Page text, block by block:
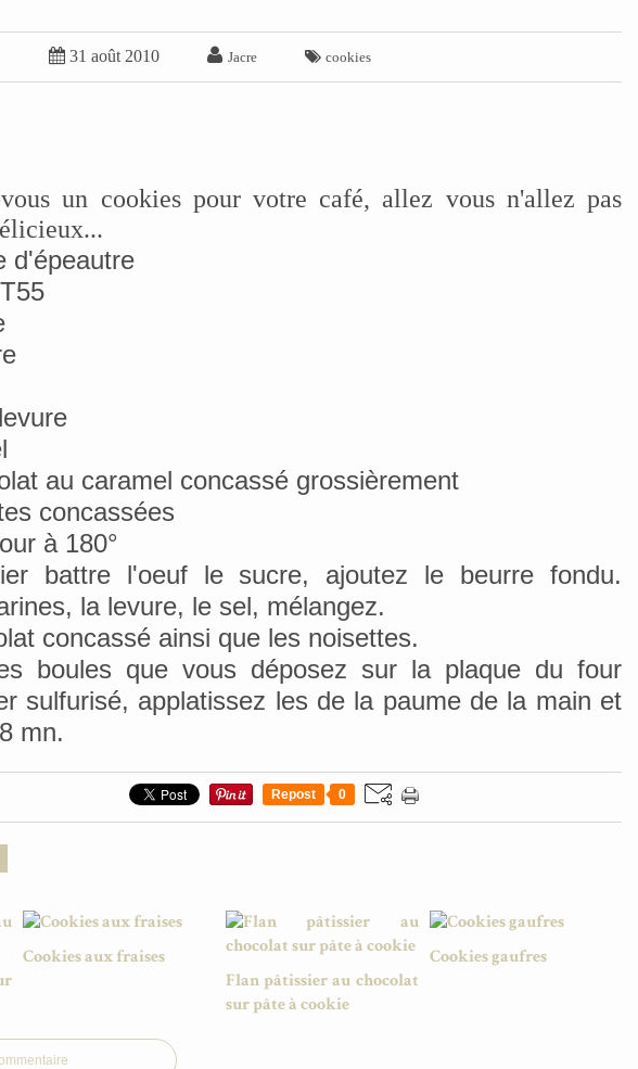
 31 août 2010  Jacre  cookies
un cookies pour votre café, allez vous n'allez pas
d'épeautre
au caramel concassé grossièrement
concassées
à 180°
battre l'oeuf le sucre, ajoutez le beurre fondu.
la levure, le sel, mélangez.
concassé ainsi que les noisettes.
boules que vous déposez sur la plaque du four
sulfurisé, applatissez les de la paume de la main et
mn.
Repost 0
Cookies aux fraises
Flan pâtissier au chocolat
sur pâte à cookie
Cookies gaufres